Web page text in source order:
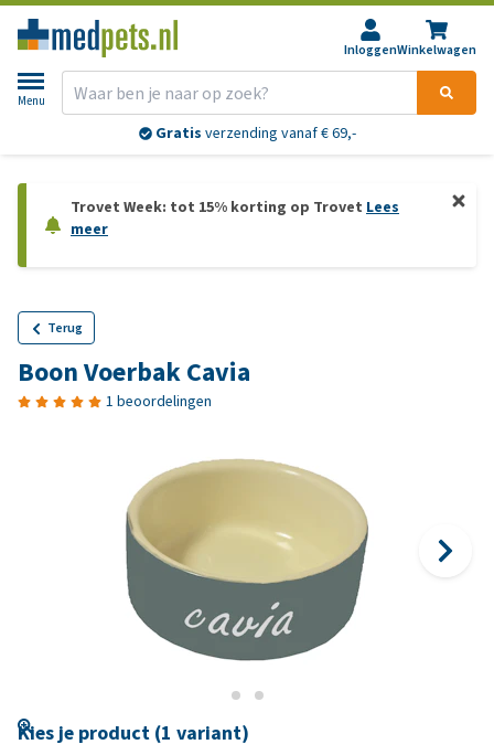
InloggenWinkelwagen
Menu
Gratis verzending vanaf € 69,-
Trovet Week: tot 15% korting op Trovet Lees
meer
Terug
Boon Voerbak Cavia
1 beoordelingen
Kies je product (1 variant)